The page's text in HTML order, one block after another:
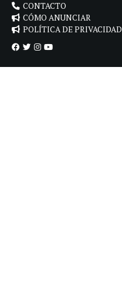
CONTACTO
CÓMO ANUNCIAR
POLÍTICA DE PRIVACIDAD